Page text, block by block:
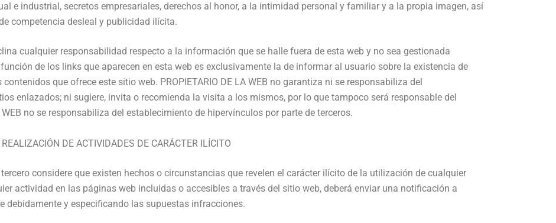
e industrial, secretos empresariales, derechos al honor, a la intimidad personal y familiar y a la propia imagen, así
competencia desleal y publicidad ilícita.
cualquier responsabilidad respecto a la información que se halle fuera de esta web y no sea gestionada
de los links que aparecen en esta web es exclusivamente la de informar al usuario sobre la existencia de
que ofrece este sitio web. PROPIETARIO DE LA WEB no garantiza ni se responsabiliza del
enlazados; ni sugiere, invita o recomienda la visita a los mismos, por lo que tampoco será responsable del
no se responsabiliza del establecimiento de hipervínculos por parte de terceros.
DE ACTIVIDADES DE CARÁCTER ILÍCITO
considere que existen hechos o circunstancias que revelen el carácter ilícito de la utilización de cualquier
actividad en las páginas web incluidas o accesibles a través del sitio web, deberá enviar una notificación a
debidamente y especificando las supuestas infracciones.